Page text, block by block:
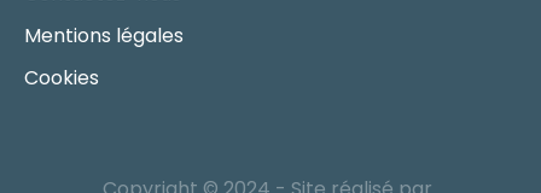
Mentions légales
Cookies